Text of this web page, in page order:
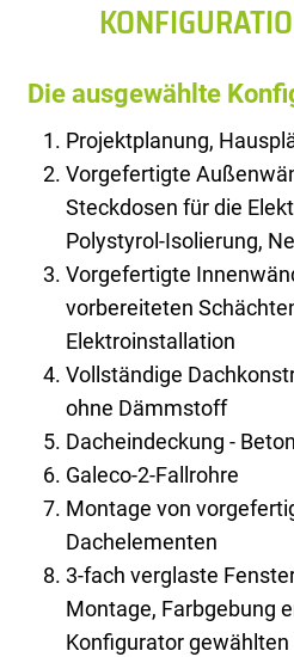
Die ausgewählte
Projektplanung,
Vorgefertigte
Steckdosen für die
Polystyrol-Isolierung,
Vorgefertigte
vorbereiteten
Elektroinstallation
Vollständige
ohne Dämmstoff
Dacheindeckung -
Galeco-2-Fallrohre
Montage von
Dachelementen
3-fach verglaste
Montage, Farbgebung
Konfigurator gewählten